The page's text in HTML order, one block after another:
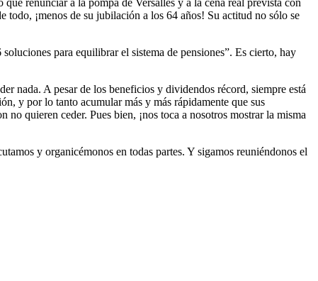
renunciar a la pompa de Versalles y a la cena real prevista con
¡menos de su jubilación a los 64 años! Su actitud no sólo se
para equilibrar el sistema de pensiones”. Es cierto, hay
nada. A pesar de los beneficios y dividendos récord, siempre está
y por lo tanto acumular más y más rápidamente que sus
quieren ceder. Pues bien, ¡nos toca a nosotros mostrar la misma
y organicémonos en todas partes. Y sigamos reuniéndonos el